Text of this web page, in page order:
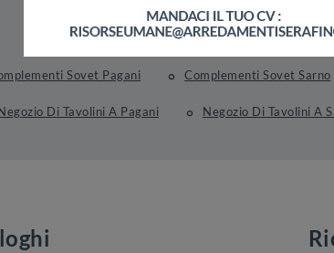
Sovet Pagani Complementi Sovet Sarno
Di Tavolini A Pagani Negozio Di Tavolini A